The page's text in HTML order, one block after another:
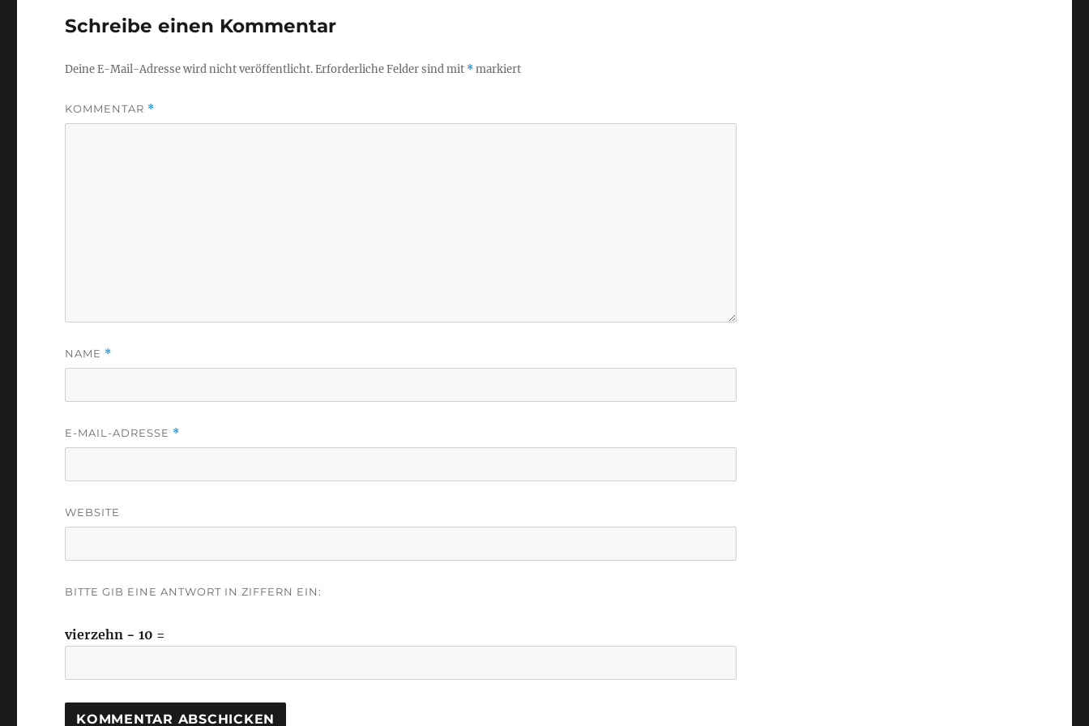
Schreibe einen Kommentar
Deine E-Mail-Adresse wird nicht veröffentlicht.Erforderliche Felder sind mit *markiert
KOMMENTAR *
NAME *
E-MAIL-ADRESSE *
WEBSITE
BITTE GIB EINE ANTWORT IN ZIFFERN EIN:
vierzehn − 10 =